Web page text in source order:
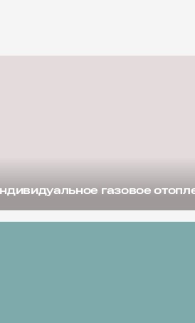
газовое